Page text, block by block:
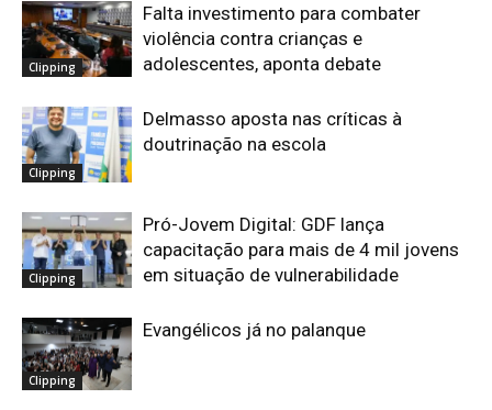
Clipping
Falta investimento para combater
violência contra crianças e
adolescentes, aponta debate
Clipping
Delmasso aposta nas críticas à
doutrinação na escola
Clipping
Pró-Jovem Digital: GDF lança
capacitação para mais de 4 mil jovens
em situação de vulnerabilidade
Clipping
Evangélicos já no palanque